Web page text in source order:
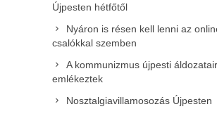
Újpesten hétfőtől
Nyáron is résen kell lenni az
csalókkal szemben
A kommunizmus újpesti
emlékeztek
Nosztalgiavillamosozás Újpesten